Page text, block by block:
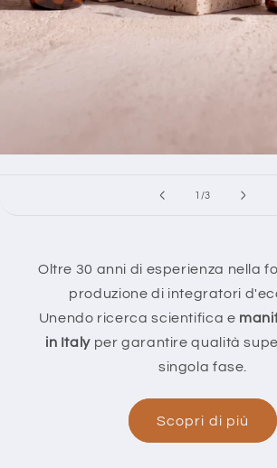
1 /su
3
Oltre 30 anni di esperienza nella
produzione di integratori
Unendo ricerca scientifica e
in Italyper garantire qualità
singola fase.
Scopri di più